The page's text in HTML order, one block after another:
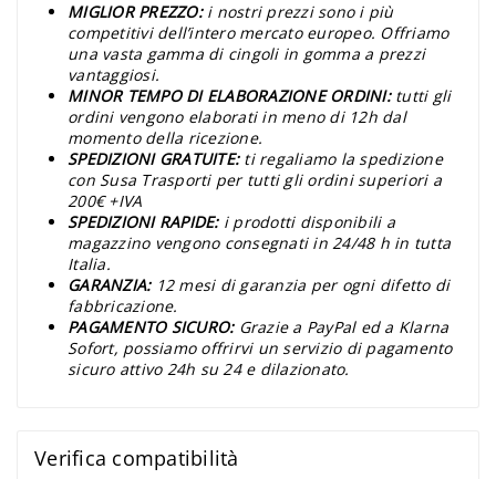
MIGLIOR PREZZO: i nostri prezzi sono i più
competitivi dell’intero mercato europeo. Offriamo
una vasta gamma di cingoli in gomma a prezzi
vantaggiosi.
MINOR TEMPO DI ELABORAZIONE ORDINI: tutti gli
ordini vengono elaborati in meno di 12h dal
momento della ricezione.
SPEDIZIONI GRATUITE: ti regaliamo la spedizione
con Susa Trasporti per tutti gli ordini superiori a
200€ +IVA
SPEDIZIONI RAPIDE: i prodotti disponibili a
magazzino vengono consegnati in 24/48 h in tutta
Italia.
GARANZIA: 12 mesi di garanzia per ogni difetto di
fabbricazione.
PAGAMENTO SICURO: Grazie a PayPal ed a Klarna
Sofort, possiamo offrirvi un servizio di pagamento
sicuro attivo 24h su 24 e dilazionato.
Verifica compatibilità